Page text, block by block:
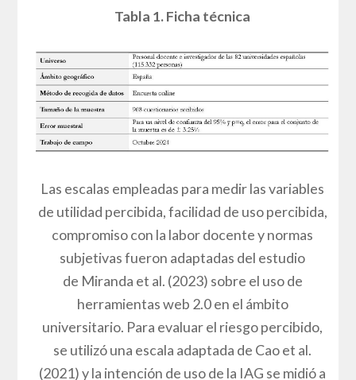
Tabla 1. Ficha técnica
Las escalas empleadas para medir las variables
de utilidad percibida, facilidad de uso percibida,
compromiso con la labor docente y normas
subjetivas fueron adaptadas del estudio
de Miranda et al. (2023) sobre el uso de
herramientas web 2.0 en el ámbito
universitario. Para evaluar el riesgo percibido,
se utilizó una escala adaptada de Cao et al.
(2021) y la intención de uso de la IAG se midió a